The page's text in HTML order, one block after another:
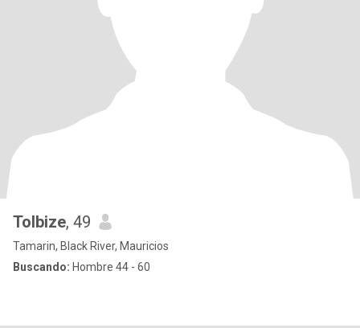
Tolbize, 49
Tamarin, Black River, Mauricios
Buscando: Hombre 44 - 60